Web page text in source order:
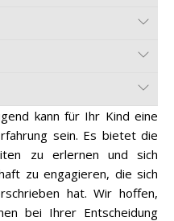
kann für Ihr Kind eine
sein. Es bietet die
zu erlernen und sich
zu engagieren, die sich
hat. Wir hoffen,
bei Ihrer Entscheidung